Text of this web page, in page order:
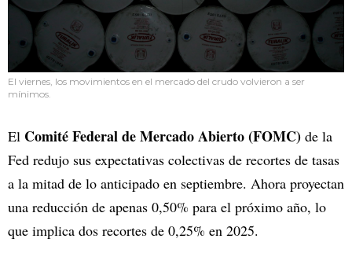
El viernes, los movimientos en el mercado del crudo volvieron a ser
mínimos.
El Comité Federal de Mercado Abierto (FOMC) de la
Fed redujo sus expectativas colectivas de recortes de tasas
a la mitad de lo anticipado en septiembre. Ahora proyectan
una reducción de apenas 0,50% para el próximo año, lo
que implica dos recortes de 0,25% en 2025.